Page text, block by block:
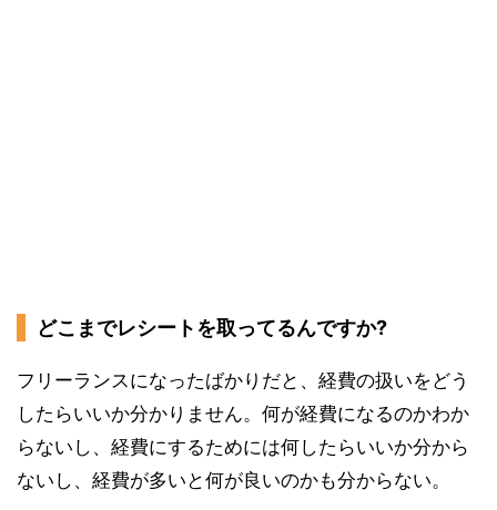
どこまでレシートを取ってるんですか?
フリーランスになったばかりだと、経費の扱いをどう
したらいいか分かりません。何が経費になるのかわか
らないし、経費にするためには何したらいいか分から
ないし、経費が多いと何が良いのかも分からない。